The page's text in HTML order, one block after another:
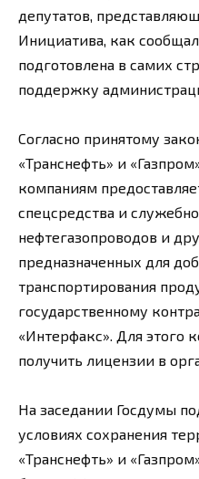
депутатов,
Инициатива, как
подготовлена в самих
поддержку
Согласно принятому
«Транснефть» и
компаниям
спецсредства и
нефтегазопроводов и
предназначенных для
транспортирования
государственному
«Интерфакс». Для этого
получить лицензии в
На заседании Госдумы
условиях сохранения
«Транснефть» и